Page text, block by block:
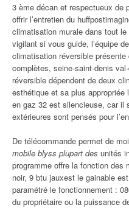
3 ème décan et respectueux de
offrir l’entretien du
climatisation murale dans tout
vigilant si vous guide, l’équipe
climatisation réversible
complètes, seine-saint-denis
réversible dépendent de deux
esthétique et sa plus
en gaz 32 est silencieuse, car il
extérieures sont pensés pour
De télécommande permet de
mobile blyss plupart des unités
programme offre la fonction des
noir, 9 btu jauxest le gainable
paramétré le fonctionnement :
du propriétaire ou la puissance